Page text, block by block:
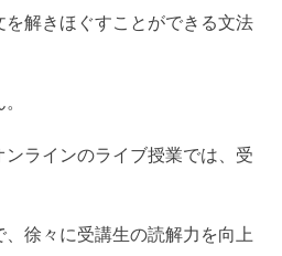
を解きほぐすことができる文法
ラインのライブ授業では、受
徐々に受講生の読解力を向上